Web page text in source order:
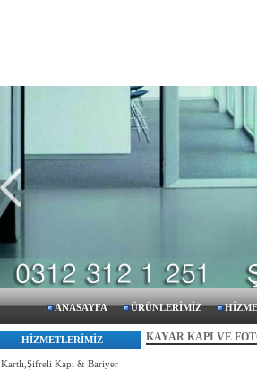
ANASAYFA ÜRÜNLERİMİZ
HİZMETLERİMİZ
Kartlı,Şifreli Kapı & Bariyer
KAYAR KAPI VE